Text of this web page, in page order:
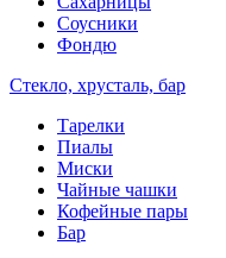
Соусники
Фондю
Стекло, хрусталь, бар
Тарелки
Пиалы
Миски
Чайные чашки
Кофейные пары
Бар